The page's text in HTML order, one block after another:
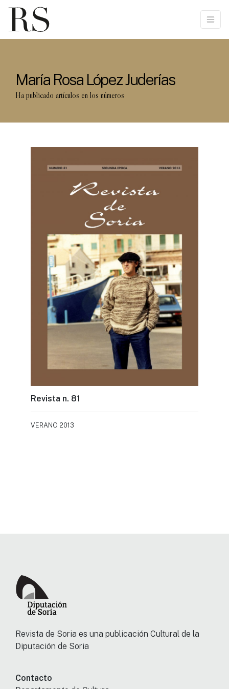
María Rosa López Juderías
Ha publicado artículos en los números
Revista n. 81
VERANO 2013
Revista de Soria es una publicación Cultural de la
Diputación de Soria
Contacto